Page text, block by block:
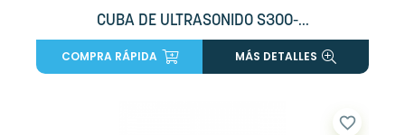
CUBA DE ULTRASONIDO S300-...
COMPRA RÁPIDA MÁS DETALLES
favorite_border